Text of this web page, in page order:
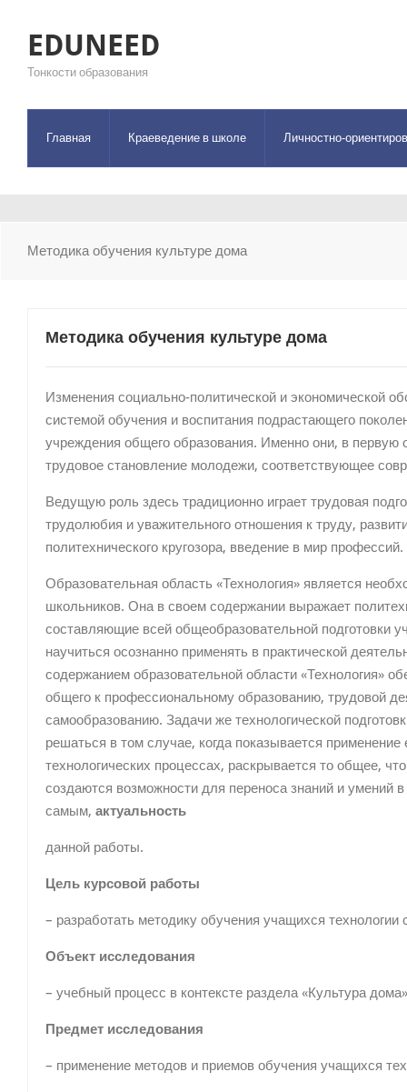
EDUNEED
Тонкости образования
Главная Краеведение в школе Личностно-
Методика обучения культуре дома
Методика обучения культуре дома
Изменения социально-политической и экономической
системой обучения и воспитания подрастающего
учреждения общего образования. Именно они, в первую
трудовое становление молодежи, соответствующее
Ведущую роль здесь традиционно играет трудовая
трудолюбия и уважительного отношения к труду,
политехнического кругозора, введение в мир профессий.
Образовательная область «Технология» является
школьников. Она в своем содержании выражает
составляющие всей общеобразовательной подготовки
научиться осознанно применять в практической
содержанием образовательной области «Технология»
общего к профессиональному образованию, трудовой
самообразованию. Задачи же технологической
решаться в том случае, когда показывается
технологических процессах, раскрывается то общее,
создаются возможности для переноса знаний и умений
самым, актуальность
данной работы.
Цель курсовой работы
– разработать методику обучения учащихся технологии
Объект исследования
– учебный процесс в контексте раздела «Культура
Предмет исследования
– применение методов и приемов обучения учащихся